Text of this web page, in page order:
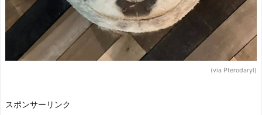
(via Pterodaryl)
スポンサーリンク